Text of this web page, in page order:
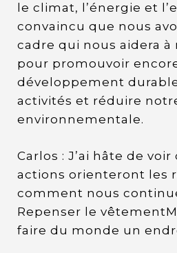
le climat, l’énergie et
convaincu que nous
cadre qui nous aidera à
pour promouvoir
développement
activités et réduire
environnementale.
Carlos : J’ai hâte de
actions orienteront les
comment nous
Repenser le
faire du monde un